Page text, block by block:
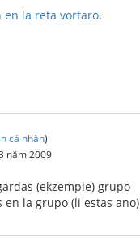
en la reta vortaro.
cá nhân)
năm 2009
(ekzemple) grupo
en la grupo (li estas ano)